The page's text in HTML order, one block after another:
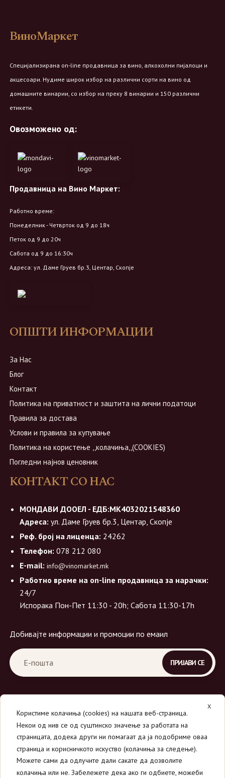
ВиноМаркет
Специјализирана on-line продавница за вино, алкохолни пијалоци и
акцесоари. Нудиме широк избор на различни сорти на вино од
домашните винарии, со избор на преку 8 винарии и 150 различни
етикети.
Овозможено од:
Продавница на Вино Маркет:
Работно време:
Понеделник - Четврток од 9 до 18ч
Петок од 9 до 20ч
Сабота од 9 до 16:30ч
Адреса: ул. Даме Груев бр.3, Центар, Скопје
ОПШТИ ИНФОРМАЦИИ
За Нас
Блог
Контакт
Политика на приватност и заштита на лични податоци
Правила за достава
Услови и правила за купување
Политика на користење ,,колачиња,,(COOKIES)
Погледни најнов ценовник
КОНТАКТ СО НАС
МОНДАВИ ДООЕЛ - ЕДБ:МК4032021548360
Адреса: ул. Даме Груев бр.3, Центар, Скопје
Реф. број на лиценца: 24262
Телефон: 078 212 080
E-mail: info@vinomarket.mk
Работно време на on-line продавница за нарачки:
24/7
Испорака Пон-Пет 11:30 - 20h; Сабота 11:30-17h
Добивајте информации и промоции по емаил
© 2026Вино Маркет - МОНДАВИ ДООЕЛ.
Сите права се задржани.
X
Користиме колачиња (cookies) на нашата веб-страница.
Некои од нив се од суштинско значење за работата на
страницата, додека други ни помагаат да ја подобриме оваа
страница и корисничкото искуство (колачиња за следење).
Можете сами да одлучите дали сакате да дозволите
колачиња или не. Забележете дека ако ги одбиете, можеби